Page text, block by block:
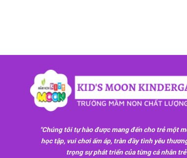
"Chúng tôi tự hào được mang đến cho trẻ một
học tập, vui chơi ấm áp, tràn đầy tình yêu
trọng sự phát triển của từng cá nhân